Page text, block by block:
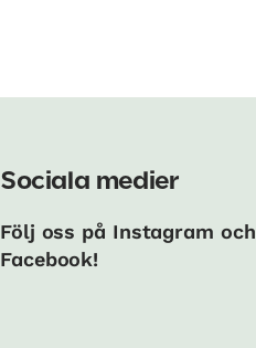
Sociala medier
Följ oss på Instagram och
Facebook!